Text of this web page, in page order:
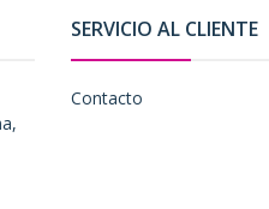
SERVICIO AL CLIENTE
Contacto